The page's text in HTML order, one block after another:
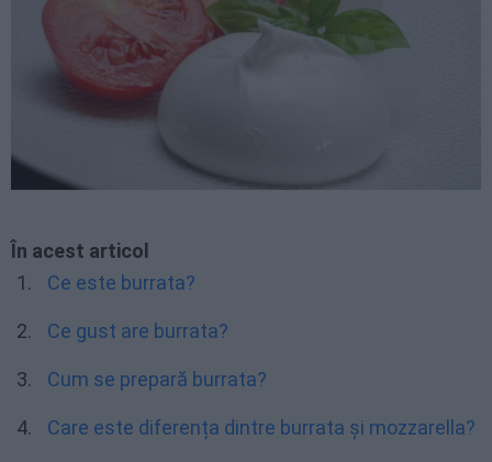
În acest articol
Ce este burrata?
Ce gust are burrata?
Cum se prepară burrata?
Care este diferența dintre burrata și mozzarella?